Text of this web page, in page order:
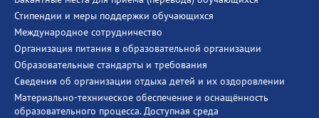
Стипендии и меры поддержки обучающихся
Международное сотрудничество
Организация питания в образовательной организации
Образовательные стандарты и требования
Сведения об организации отдыха детей и их оздоровлении
Материально-техническое обеспечение и оснащённость
образовательного процесса. Доступная среда